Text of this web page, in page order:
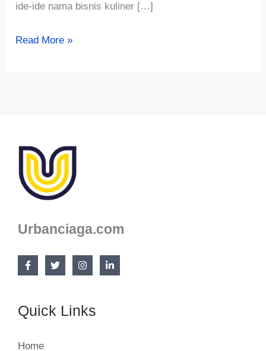
ide-ide nama bisnis kuliner […]
√768+
Kuliner
Unik,
dan
Read More »
Urbanciaga.com
Quick Links
Home